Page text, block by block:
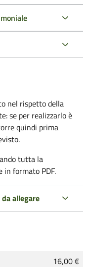
nel rispetto della
se per realizzarlo è
quindi prima
tutta la
formato PDF.
allegare
16,00 €